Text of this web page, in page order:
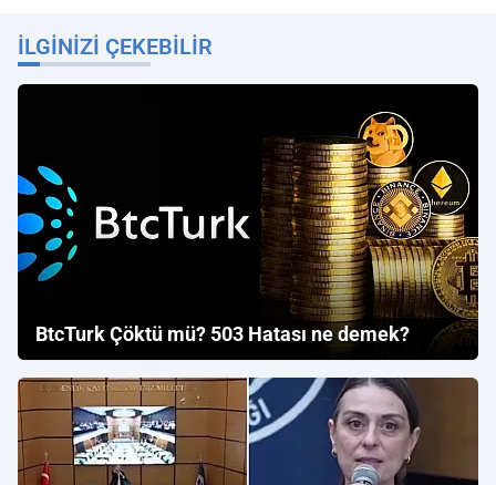
İLGINIZI ÇEKEBILIR
BtcTurk Çöktü mü? 503 Hatası ne demek?